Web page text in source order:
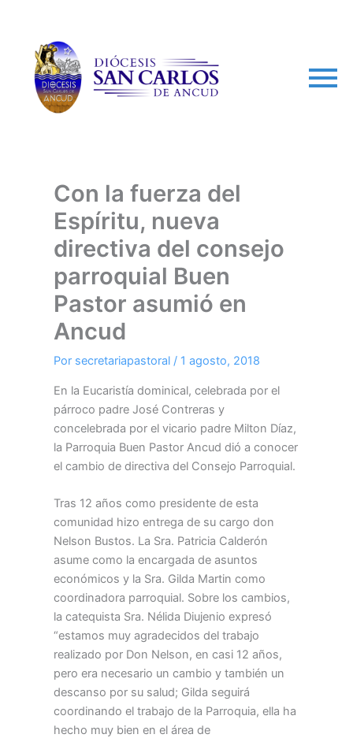
Con la fuerza del
Espíritu, nueva
directiva del consejo
parroquial Buen
Pastor asumió en
Ancud
Por secretariapastoral / 1 agosto, 2018
En la Eucaristía dominical, celebrada por el
párroco padre José Contreras y
concelebrada por el vicario padre Milton Díaz,
la Parroquia Buen Pastor Ancud dió a conocer
el cambio de directiva del Consejo Parroquial.
Tras 12 años como presidente de esta
comunidad hizo entrega de su cargo don
Nelson Bustos. La Sra. Patricia Calderón
asume como la encargada de asuntos
económicos y la Sra. Gilda Martin como
coordinadora parroquial. Sobre los cambios,
la catequista Sra. Nélida Diujenio expresó
“estamos muy agradecidos del trabajo
realizado por Don Nelson, en casi 12 años,
pero era necesario un cambio y también un
descanso por su salud; Gilda seguirá
coordinando el trabajo de la Parroquia, ella ha
hecho muy bien en el área de